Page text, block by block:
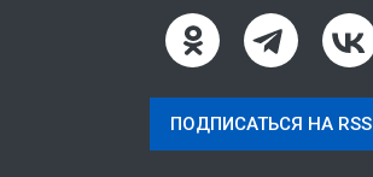
ПОДПИСАТЬСЯ НА RSS